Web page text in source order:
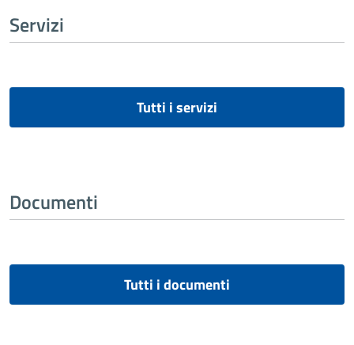
Servizi
Tutti i servizi
Documenti
Tutti i documenti